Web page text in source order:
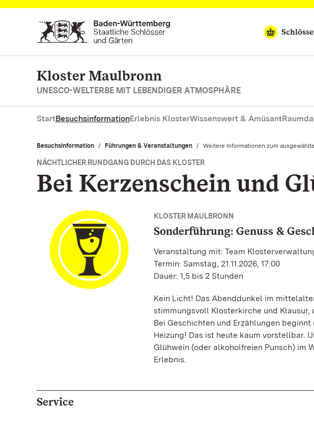
Zum Hauptinhalt springen
Kloster Maulbronn
UNESCO-WELTERBE MIT LEBENDIGER ATMOSPHÄRE
StartBesuchsinformationErlebnis KlosterWissenswert & Amüsant
Besuchsinformation Führungen & Veranstaltungen Aktuell:
Weitere Informationen zum
NÄCHTLICHER RUNDGANG DURCH DAS KLOSTER
Bei Kerzenschein und
KLOSTER MAULBRONN
Sonderführung: Genuss &
Veranstaltung mit: Team
Termin: Samstag, 21.11.2026, 17:00
Dauer: 1,5 bis 2 Stunden
Kein Licht! Das Abenddunkel im
stimmungsvoll Klosterkirche und Klausur,
Bei Geschichten und Erzählungen
Heizung! Das ist heute kaum vorstellbar.
Glühwein (oder alkoholfreien Punsch) im
Erlebnis.
Service